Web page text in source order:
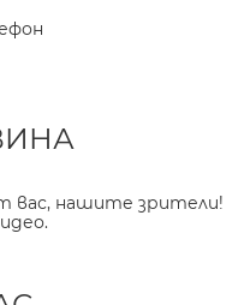
вас, нашите зрители!